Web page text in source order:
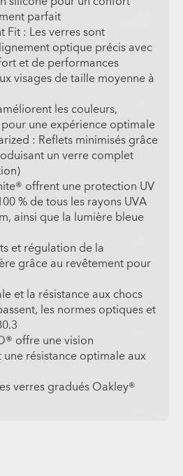
parfait
Fit : Les verres sont
optique précis avec
et de performances
visages de taille moyenne à
les couleurs,
une expérience optimale
: Reflets minimisés grâce
un verre complet
offrent une protection UV
% de tous les rayons UVA
ainsi que la lumière bleue
et régulation de la
grâce au revêtement pour
et la résistance aux chocs
les normes optiques et
offre une vision
résistance optimale aux
verres gradués Oakley®